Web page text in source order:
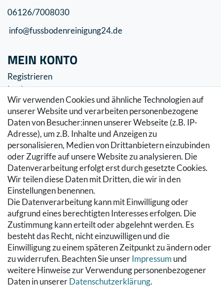
Wir verwenden Cookies und ähnliche Technologien auf
unserer Website und verarbeiten personenbezogene
Daten von Besucher:innen unserer Webseite (z.B. IP-
Adresse), um z.B. Inhalte und Anzeigen zu
personalisieren, Medien von Drittanbietern einzubinden
oder Zugriffe auf unsere Website zu analysieren. Die
Datenverarbeitung erfolgt erst durch gesetzte Cookies.
Wir teilen diese Daten mit Dritten, die wir in den
Einstellungen benennen.
Die Datenverarbeitung kann mit Einwilligung oder
aufgrund eines berechtigten Interesses erfolgen. Die
Zustimmung kann erteilt oder abgelehnt werden. Es
besteht das Recht, nicht einzuwilligen und die
Einwilligung zu einem späteren Zeitpunkt zu ändern oder
zu widerrufen. Beachten Sie unserImpressum und
weitere Hinweise zur Verwendung personenbezogener
Daten in unsererDaten­schutz­erklärung.
06126/7008030
info@fussbodenreinigung24.de
MEIN KONTO
Registrieren
Login
SERVICE
Zahlung & Versand
Warenkorb
Zur Kasse
Hilfe
RECHTLICHES
Kontakt
Datenschutzerklärung
AGB
Impressum
Hinweise zur Batterieentsorgung
Widerrufs­recht